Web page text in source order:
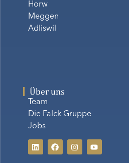
Horw
Meggen
Adliswil
Über uns
Team
Die Falck Gruppe
Jobs